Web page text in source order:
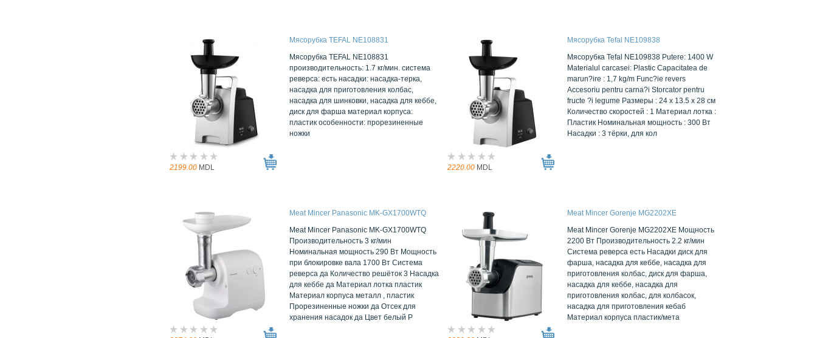
2199.00 MDL
Мясорубка TEFAL NE108831
Мясорубка TEFAL NE108831
производительность: 1.7 кг/мин. система
реверса: есть насадки: насадка-терка,
насадка для приготовления колбас,
насадка для шинковки, насадка для кеббе,
диск для фарша материал корпуса:
пластик особенности: прорезиненные
ножки
2220.00 MDL
Мясорубка Tefal NE109838
Мясорубка Tefal NE109838 Putere: 1400 W
Materialul carcasei: Plastic Capacitatea de
marun?ire : 1,7 kg/m Func?ie revers
Accesoriu pentru carna?i Storcator pentru
fructe ?i legume Размеры : 24 x 13.5 x 28 см
Количество скоростей : 1 Материал лотка :
Пластик Номинальная мощность : 300 Вт
Насадки : 3 тёрки, для кол
Meat Mincer Panasonic MK-GX1700WTQ
Meat Mincer Panasonic MK-GX1700WTQ
Производительность 3 кг/мин
Номинальная мощность 290 Вт Мощность
при блокировке вала 1700 Вт Система
реверса да Количество решёток 3 Насадка
для кеббе да Материал лотка пластик
Материал корпуса металл , пластик
Прорезиненные ножки да Отсек для
хранения насадок да Цвет белый Р
Meat Mincer Gorenje MG2202XE
Meat Mincer Gorenje MG2202XE Мощность
2200 Вт Производительность 2.2 кг/мин
Система реверса есть Насадки диск для
фарша, насадка для кеббе, насадка для
приготовления колбас, диск для фарша,
насадка для кеббе, насадка для
приготовления колбас, для колбасок,
насадка для приготовления кебаб
Материал корпуса пластик/мета